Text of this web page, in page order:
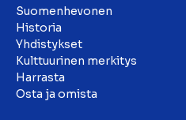
Suomenhevonen
Historia
Yhdistykset
Kulttuurinen merkitys
Harrasta
Osta ja omista